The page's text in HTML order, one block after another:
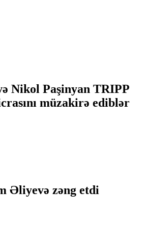
Nikol Paşinyan TRIPP
müzakirə ediblər
Əliyevə zəng etdi